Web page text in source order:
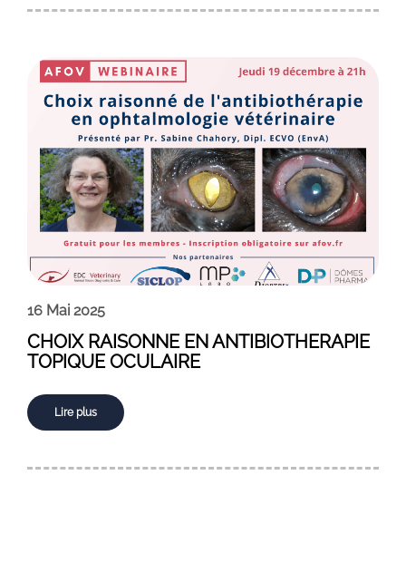
16 Mai 2025
CHOIX RAISONNE EN ANTIBIOTHERAPIE
TOPIQUE OCULAIRE
Lire plus